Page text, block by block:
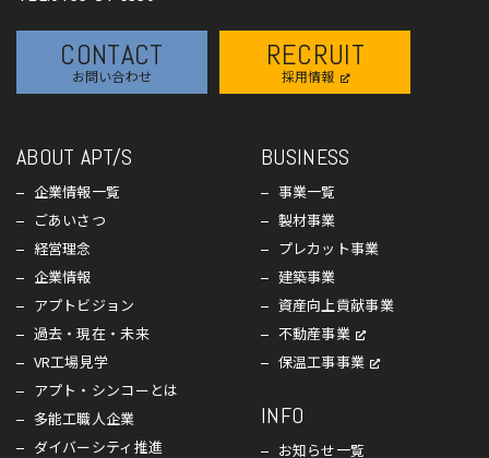
CONTACT
お問い合わせ
RECRUIT
採用情報
ABOUT APT/S
企業情報一覧
ごあいさつ
経営理念
企業情報
アプトビジョン
過去・現在・未来
VR工場見学
アプト・シンコーとは
多能工職人企業
ダイバーシティ推進
BUSINESS
事業一覧
製材事業
プレカット事業
建築事業
資産向上貢献事業
不動産事業
保温工事事業
INFO
お知らせ一覧